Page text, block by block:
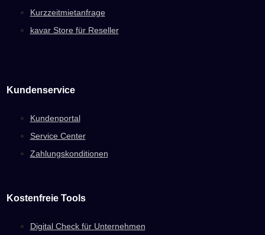
Kurzzeitmietanfrage
kavar Store für Reseller
Kundenservice
Kundenportal
Service Center
Zahlungskonditionen
Kostenfreie Tools
Digital Check für Unternehmen